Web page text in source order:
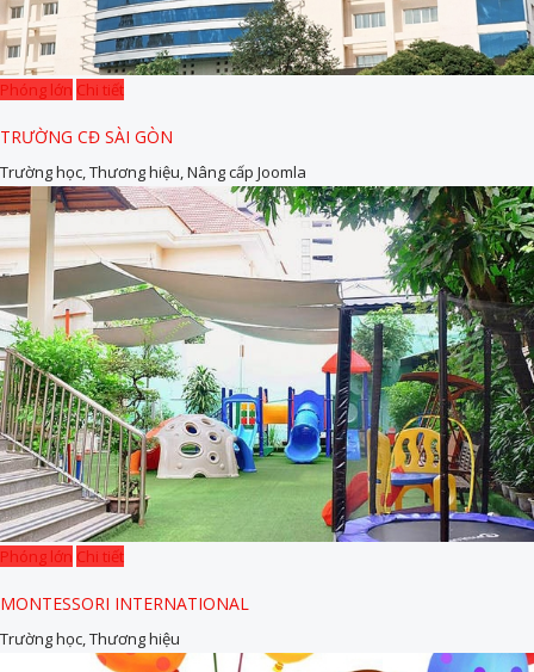
Phóng lớn Chi tiết
TRƯỜNG CĐ SÀI GÒN
Trường học, Thương hiệu, Nâng cấp Joomla
Phóng lớn Chi tiết
MONTESSORI INTERNATIONAL
Trường học, Thương hiệu